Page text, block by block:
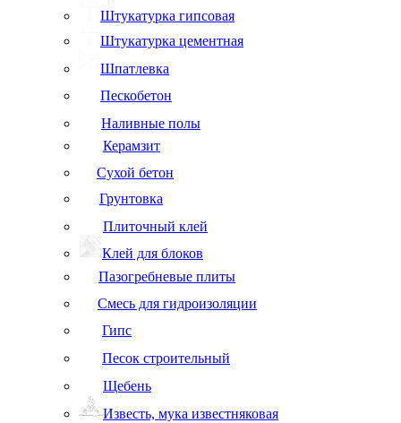
Штукатурка гипсовая
Штукатурка цементная
Шпатлевка
Пескобетон
Наливные полы
Керамзит
Сухой бетон
Грунтовка
Плиточный клей
Клей для блоков
Пазогребневые плиты
Смесь для гидроизоляции
Гипс
Песок строительный
Щебень
Известь, мука известняковая